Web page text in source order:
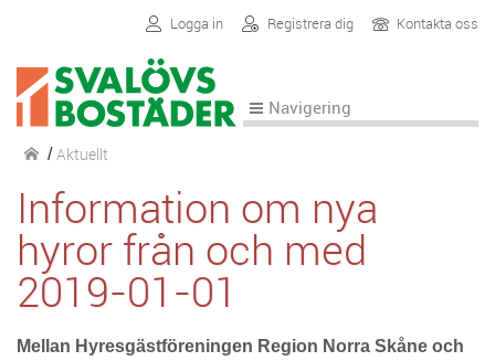
Logga in Registrera dig Kontakta oss
Navigering
/ Aktuellt
Information om nya
hyror från och med
2019-01-01
Mellan Hyresgästföreningen Region Norra Skåne och